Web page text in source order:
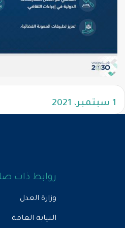
روابط ذات صلة
وزارة العدل
النيابة العامة